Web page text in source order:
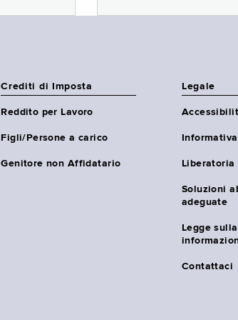
Crediti di Imposta
Reddito per Lavoro
Figli/Persone a carico
Genitore non Affidatario
Legale
Liberatoria
Soluzioni
adeguate
Legge
Contattaci